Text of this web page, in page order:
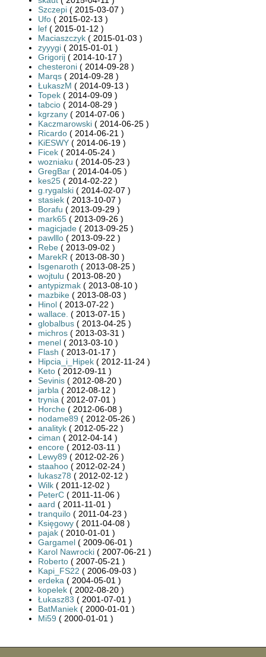
Szczepi ( 2015-03-07 )
Ufo ( 2015-02-13 )
lef ( 2015-01-12 )
Maciaszczyk ( 2015-01-03 )
zyyygi ( 2015-01-01 )
Grigorij ( 2014-10-17 )
chesteroni ( 2014-09-28 )
Marqs ( 2014-09-28 )
ŁukaszM ( 2014-09-13 )
Topek ( 2014-09-09 )
tabcio ( 2014-08-29 )
kgrzany ( 2014-07-06 )
Kaczmarowski ( 2014-06-25 )
Ricardo ( 2014-06-21 )
KiESWY ( 2014-06-19 )
Ficek ( 2014-05-24 )
wozniaku ( 2014-05-23 )
GregBar ( 2014-04-05 )
kes25 ( 2014-02-22 )
g.rygalski ( 2014-02-07 )
stasiek ( 2013-10-07 )
Borafu ( 2013-09-29 )
mark65 ( 2013-09-26 )
magicjade ( 2013-09-25 )
pawlllo ( 2013-09-22 )
Rebe ( 2013-09-02 )
MarekR ( 2013-08-30 )
Isgenaroth ( 2013-08-25 )
wojtulu ( 2013-08-20 )
antypizmak ( 2013-08-10 )
mazbike ( 2013-08-03 )
Hinol ( 2013-07-22 )
wallace. ( 2013-07-15 )
globalbus ( 2013-04-25 )
michros ( 2013-03-31 )
menel ( 2013-03-10 )
Flash ( 2013-01-17 )
Hipcia_i_Hipek ( 2012-11-24 )
Keto ( 2012-09-11 )
Sevinis ( 2012-08-20 )
jarbla ( 2012-08-12 )
trynia ( 2012-07-01 )
Horche ( 2012-06-08 )
nodame89 ( 2012-05-26 )
analityk ( 2012-05-22 )
ciman ( 2012-04-14 )
encore ( 2012-03-11 )
Lewy89 ( 2012-02-26 )
staahoo ( 2012-02-24 )
lukasz78 ( 2012-02-12 )
Wilk ( 2011-12-02 )
PeterC ( 2011-11-06 )
aard ( 2011-11-01 )
tranquilo ( 2011-04-23 )
Księgowy ( 2011-04-08 )
pajak ( 2010-01-01 )
Gargamel ( 2009-06-01 )
Karol Nawrocki ( 2007-06-21 )
Roberto ( 2007-05-21 )
Kapi_FS22 ( 2006-09-03 )
erdeka ( 2004-05-01 )
kopelek ( 2002-08-20 )
Łukasz83 ( 2001-07-01 )
BatManiek ( 2000-01-01 )
Mi59 ( 2000-01-01 )